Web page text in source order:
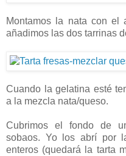
Montamos la nata con el
añadimos las dos tarrinas
Cuando la gelatina esté
a la mezcla nata/queso.
Cubrimos el fondo de
sobaos. Yo los abrí por
enteros (quedará la tarta